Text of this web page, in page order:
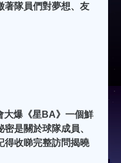
著隊員們對夢想、友
大爆《星BA》一個鮮
是關於球隊成員、
得收睇完整訪問揭曉